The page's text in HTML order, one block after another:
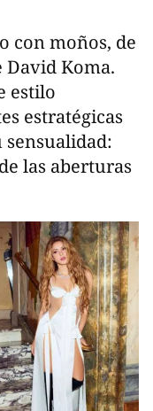
con moños, de
David Koma.
estilo
estratégicas
sensualidad:
las aberturas